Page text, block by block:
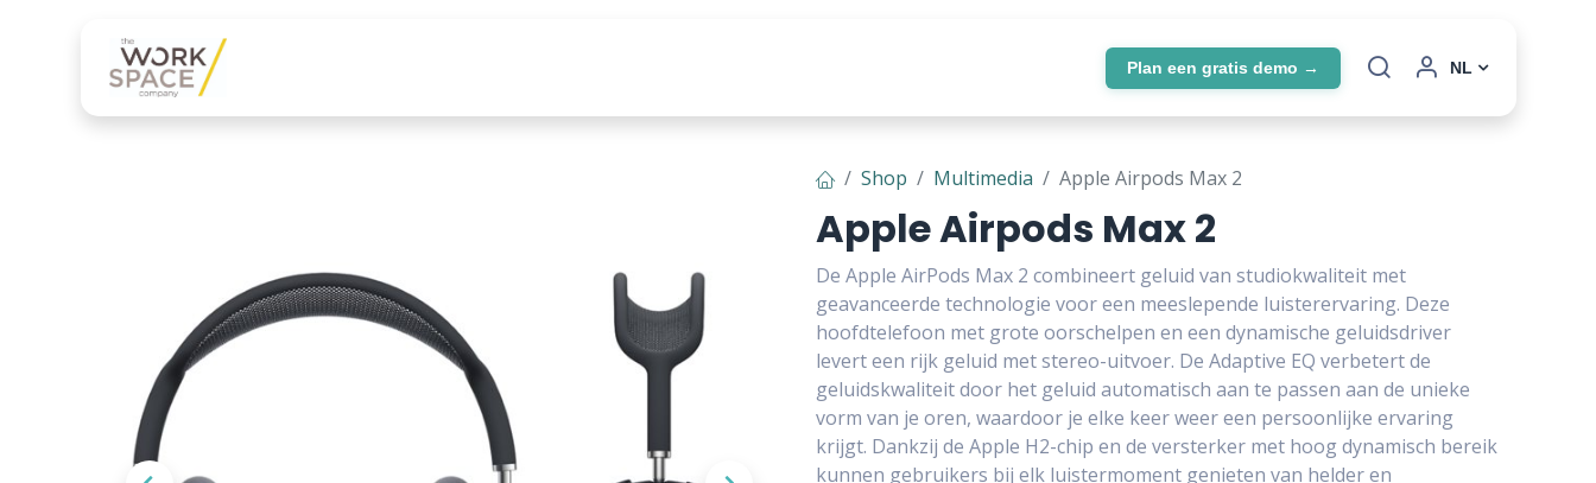
Plan een gratis demo → NL
Shop Multimedia Apple Airpods Max 2
Apple Airpods Max 2
De Apple AirPods Max 2 combineert geluid van studiokwaliteit met
geavanceerde technologie voor een meeslepende luisterervaring. Deze
hoofdtelefoon met grote oorschelpen en een dynamische geluidsdriver
levert een rijk geluid met stereo-uitvoer. De Adaptive EQ verbetert de
geluidskwaliteit door het geluid automatisch aan te passen aan de unieke
vorm van je oren, waardoor je elke keer weer een persoonlijke ervaring
krijgt. Dankzij de Apple H2-chip en de versterker met hoog dynamisch bereik
kunnen gebruikers bij elk luistermoment genieten van helder en